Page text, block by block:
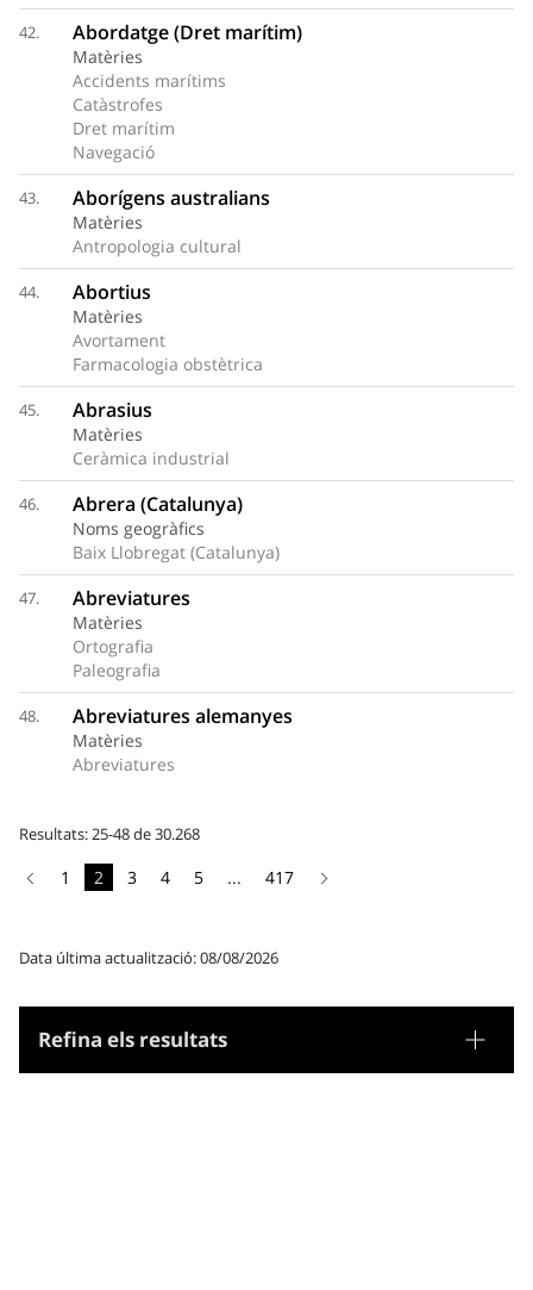
Refina els resultats
Tesaurus
42. Abordatge (Dret marítim)
Matèries
Accidents marítims
Catàstrofes
Dret marítim
Navegació
43. Aborígens australians
Matèries
Antropologia cultural
44. Abortius
Matèries
Avortament
Farmacologia obstètrica
45. Abrasius
Matèries
Ceràmica industrial
46. Abrera (Catalunya)
Noms geogràfics
Baix Llobregat (Catalunya)
47. Abreviatures
Matèries
Ortografia
Paleografia
48. Abreviatures alemanyes
Matèries
Abreviatures
Resultats: 25-48 de 30.268
1 2 3 4 5 ... 417
Data última actualització: 08/08/2026